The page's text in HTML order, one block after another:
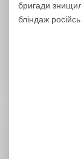
бригади
бліндаж